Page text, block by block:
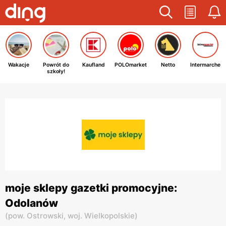
Wakacje
Powrót do
szkoły!
Kaufland POLOmarket Netto Intermarche
moje sklepy gazetki promocyjne:
Odolanów
(pow. Ostrowski, woj. Wielkopolskie)